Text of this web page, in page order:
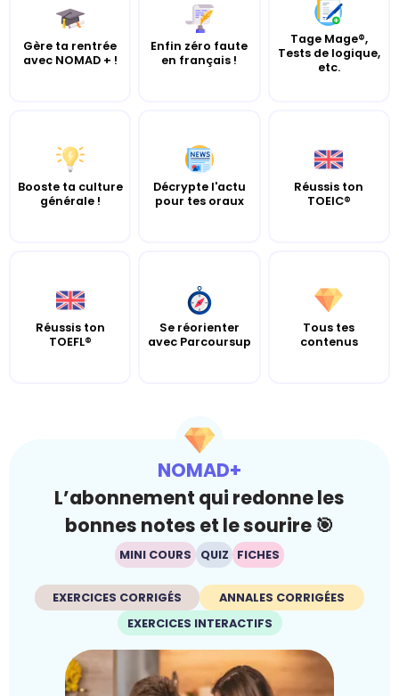
Gère ta rentrée
avec NOMAD + !
Enfin zéro faute
en français !
Tage Mage®,
Tests de logique,
etc.
Booste ta culture
générale !
Décrypte l'actu
pour tes oraux
Réussis ton
TOEIC®
Réussis ton
TOEFL®
Se réorienter
avec Parcoursup
Tous tes
contenus
NOMAD+
L’abonnement qui redonne les
bonnes notes et le sourire 🎯
MINI COURS QUIZ FICHES
EXERCICES CORRIGÉS
ANNALES CORRIGÉES
EXERCICES INTERACTIFS